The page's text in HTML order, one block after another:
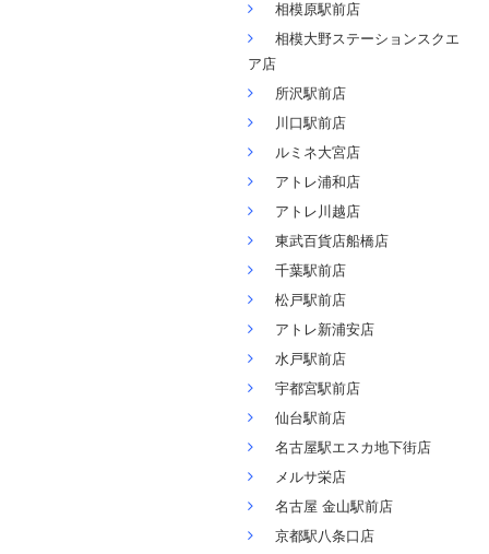
相模原駅前店
相模大野ステーションスクエ
ア店
所沢駅前店
川口駅前店
ルミネ大宮店
アトレ浦和店
アトレ川越店
東武百貨店船橋店
千葉駅前店
松戸駅前店
アトレ新浦安店
水戸駅前店
宇都宮駅前店
仙台駅前店
名古屋駅エスカ地下街店
メルサ栄店
名古屋 金山駅前店
京都駅八条口店